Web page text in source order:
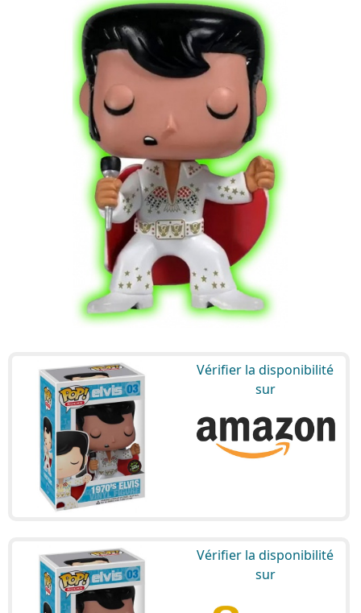
Vérifier la disponibilité
sur
Vérifier la disponibilité
sur